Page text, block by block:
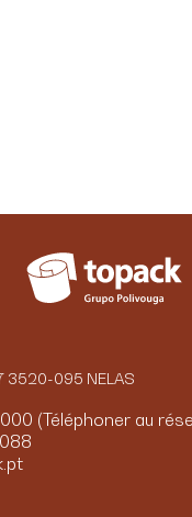
3520-095 NELAS
(Téléphoner au